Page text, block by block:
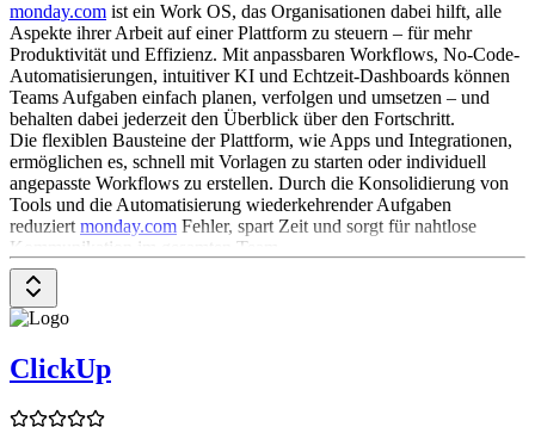
monday.com ist ein Work OS, das Organisationen dabei hilft, alle
Aspekte ihrer Arbeit auf einer Plattform zu steuern – für mehr
Produktivität und Effizienz. Mit anpassbaren Workflows, No-Code-
Automatisierungen, intuitiver KI und Echtzeit-Dashboards können
Teams Aufgaben einfach planen, verfolgen und umsetzen – und
behalten dabei jederzeit den Überblick über den Fortschritt.
Die flexiblen Bausteine der Plattform, wie Apps und Integrationen,
ermöglichen es, schnell mit Vorlagen zu starten oder individuell
angepasste Workflows zu erstellen. Durch die Konsolidierung von
Tools und die Automatisierung wiederkehrender Aufgaben
reduziert monday.com Fehler, spart Zeit und sorgt für nahtlose
Kommunikation im gesamten Team.
Unternehmen können so datenbasierte Entscheidungen treffen,
Ergebnisse maximieren und ihre Ziele in großem Maßstab erreichen
– und das, während sie sich flexibel an die Bedürfnisse jeder
Abteilung oder jedes Teams anpassen. Unabhängig von Branche
oder Unternehmensgröße verbindet
smartere Entscheidungen voran und ermöglicht Organisationen, ihre
ClickUp